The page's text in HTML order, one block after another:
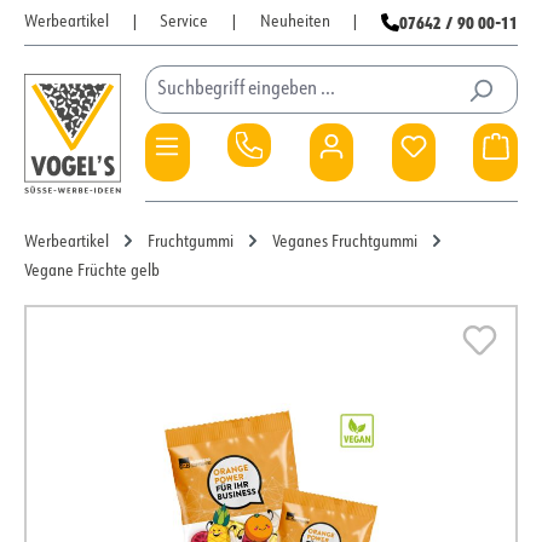
Zum Hauptinhalt springen
Werbeartikel Service Neuheiten 07642 / 90 00-11
Du hast 0
Werbeartikel Fruchtgummi
Veganes Fruchtgummi
Vegane Früchte gelb